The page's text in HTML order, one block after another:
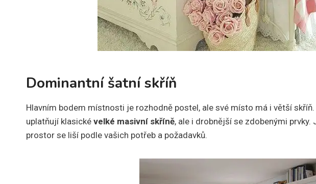
Dominantní šatní skříň
Hlavním bodem místnosti je rozhodně postel, ale své místo má i větší
uplatňují klasické velké masivní skříně, ale i drobnější se zdobenými
prostor se liší podle vašich potřeb a požadavků.